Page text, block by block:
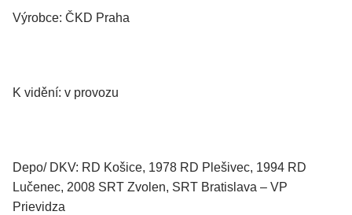
Výrobce: ČKD Praha
K vidění: v provozu
Depo/ DKV: RD Košice, 1978 RD Plešivec, 1994 RD
Lučenec, 2008 SRT Zvolen, SRT Bratislava – VP
Prievidza